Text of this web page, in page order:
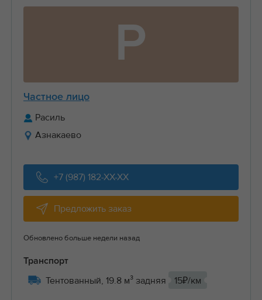
Р
Частное лицо
Расиль
Азнакаево
+7 (987) 182-XX-XX
Предложить заказ
Обновлено больше недели назад
Транспорт
Тентованный, 19.8 м³ задняя 15₽/км